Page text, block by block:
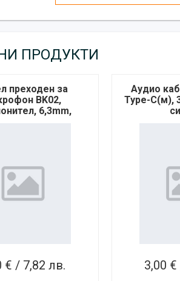
ПРОДУКТИ
преходен за
BK02,
6,3mm,
€ / 7,82 лв.
Аудио
Type-C(м),
3,00